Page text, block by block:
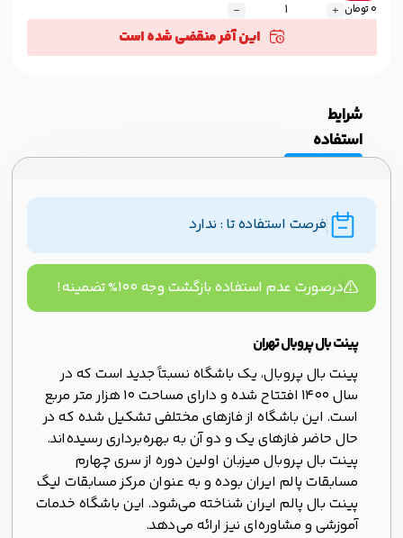
0 تومان
این آفر منقضی شده است
شرایط
استفاده
فرصت استفاده تا : ندارد
درصورت عدم استفاده بازگشت وجه ۱۰۰% تضمینه!
پینت بال پروبال تهران
پینت بال پروبال، یک باشگاه نسبتاً جدید است که در
سال 1400 افتتاح شده و دارای مساحت 10 هزار متر مربع
است. این باشگاه از فازهای مختلفی تشکیل شده که در
حال حاضر فازهای یک و دو آن به بهره‌برداری رسیده‌اند.
پینت بال پروبال میزبان اولین دوره از سری چهارم
مسابقات پالم ایران بوده و به عنوان مرکز مسابقات لیگ
پینت بال پالم ایران شناخته می‌شود. این باشگاه خدمات
آموزشی و مشاوره‌ای نیز ارائه می‌دهد.